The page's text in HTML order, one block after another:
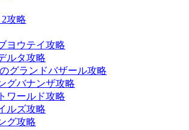
2攻略
ヨウテイ攻略
ルタ攻略
グランドバザール攻略
グバナンザ攻略
ワールド攻略
ルズ攻略
グ攻略